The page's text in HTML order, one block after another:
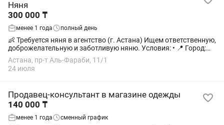
Няня
300 000 ₸
менее 1 года полный день
👶 Требуется няня в агентство (г. Астана) Ищем ответственную,
доброжелательную и заботливую няню. Условия: • 📍 Город:
Астана • 🗓 График работы: 5/2 • 💰 Заработная плата: около
300 000 тг +...
Астана, пр-т Аль-Фараби, 11/1
24 июля
Продавец-консультант в магазине одежды
140 000 ₸
менее 1 года сменный график